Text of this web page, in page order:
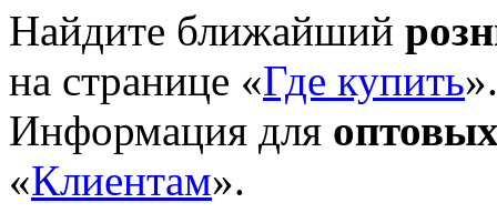
Найдите ближайший
на странице «Где купить».
Информация для
«Клиентам».